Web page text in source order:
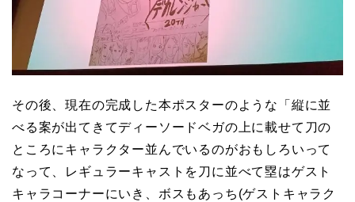
その後、現在の完成した本ポスターのような「縦に並
べる案が出てきてディーソードベガの上に載せて刀の
ところにキャラクター並んでいるのがおもしろいって
なって、レギュラーキャストを刀に並べて塁はゲスト
キャラコーナーにいき、ボスもあっち(ゲストキャラク